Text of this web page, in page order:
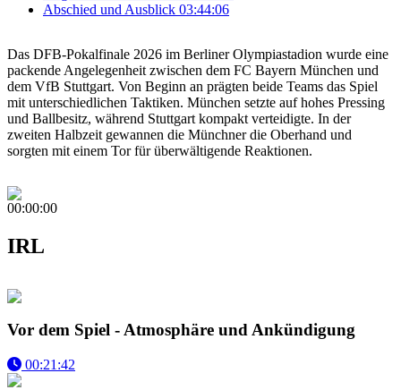
Abschied und Ausblick 03:44:06
Das DFB-Pokalfinale 2026 im Berliner Olympiastadion wurde eine
packende Angelegenheit zwischen dem FC Bayern München und
dem VfB Stuttgart. Von Beginn an prägten beide Teams das Spiel
mit unterschiedlichen Taktiken. München setzte auf hohes Pressing
und Ballbesitz, während Stuttgart kompakt verteidigte. In der
zweiten Halbzeit gewannen die Münchner die Oberhand und
sorgten mit einem Tor für überwältigende Reaktionen.
00:00:00
IRL
Vor dem Spiel - Atmosphäre und Ankündigung
00:21:42